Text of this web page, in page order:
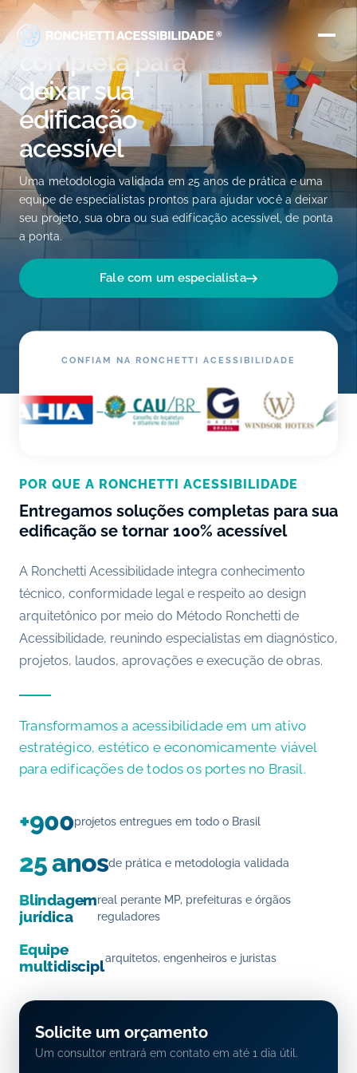
A solução
completa para
deixar sua
edificação
acessível
Uma metodologia validada em 25 anos de prática e uma
equipe de especialistas prontos para ajudar você a deixar
seu projeto, sua obra ou sua edificação acessível, de ponta
a ponta.
Fale com um especialista
CONFIAM NA RONCHETTI ACESSIBILIDADE
POR QUE A RONCHETTI ACESSIBILIDADE
Entregamos soluções completas para sua
edificação se tornar 100% acessível
A Ronchetti Acessibilidade integra conhecimento
técnico, conformidade legal e respeito ao design
arquitetônico por meio do Método Ronchetti de
Acessibilidade, reunindo especialistas em diagnóstico,
projetos, laudos, aprovações e execução de obras.
Transformamos a acessibilidade em um ativo
estratégico, estético e economicamente viável
para edificações de todos os portes no Brasil.
+900projetos entregues em todo o Brasil
25 anosde prática e metodologia validada
Blindagem
jurídica
real perante MP, prefeituras e órgãos
reguladores
Equipe
multidisciplinararquitetos, engenheiros e juristas
Solicite um orçamento
Um consultor entrará em contato em até 1 dia útil.